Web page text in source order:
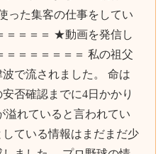
った集客の仕事をしてい
＝＝＝＝ ★動画を発信し
＝＝＝＝＝＝ 私の祖父
で流されました。 命は
否確認までに4日かかり
溢れていると言われてい
ている情報はまだまだ少